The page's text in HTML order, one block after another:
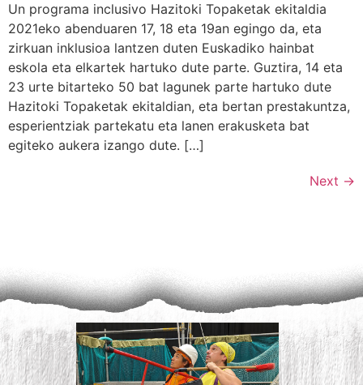
Un programa inclusivo Hazitoki Topaketak ekitaldia
2021eko abenduaren 17, 18 eta 19an egingo da, eta
zirkuan inklusioa lantzen duten Euskadiko hainbat
eskola eta elkartek hartuko dute parte. Guztira, 14 eta
23 urte bitarteko 50 bat lagunek parte hartuko dute
Hazitoki Topaketak ekitaldian, eta bertan prestakuntza,
esperientziak partekatu eta lanen erakusketa bat
egiteko aukera izango dute. […]
Next →